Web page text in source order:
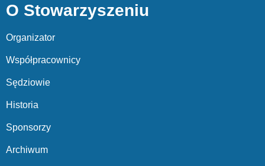
O Stowarzyszeniu
Organizator
Współpracownicy
Sędziowie
Historia
Sponsorzy
Archiwum